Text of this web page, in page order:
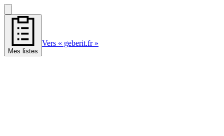
Mes listes
Vers « geberit.fr »